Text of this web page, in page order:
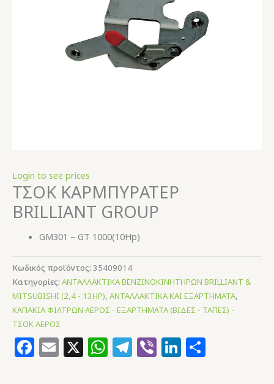
Login to see prices
ΤΣΟΚ ΚΑΡΜΠΥΡΑΤΕΡ
BRILLIANT GROUP
GM301 – GT 1000(10Hp)
Κωδικός προϊόντος: 35409014
Κατηγορίες: ΑΝΤΑΛΛΑΚΤΙΚΑ ΒΕΝΖΙΝΟΚΙΝΗΤΗΡΩΝ BRILLIANT &
MITSUBISHI (2,4 - 13HP), ΑΝΤΑΛΛΑΚΤΙΚΑ ΚΑΙ ΕΞΑΡΤΗΜΑΤΑ,
ΚΑΠΑΚΙΑ ΦΙΛΤΡΩΝ ΑΕΡΟΣ - ΕΞΑΡΤΗΜΑΤΑ (ΒΙΔΕΣ - ΤΑΠΕΣ) -
ΤΣΟΚ ΑΕΡΟΣ
Facebook
Email
X WhatsApp
Telegram
ViberLinkedIn